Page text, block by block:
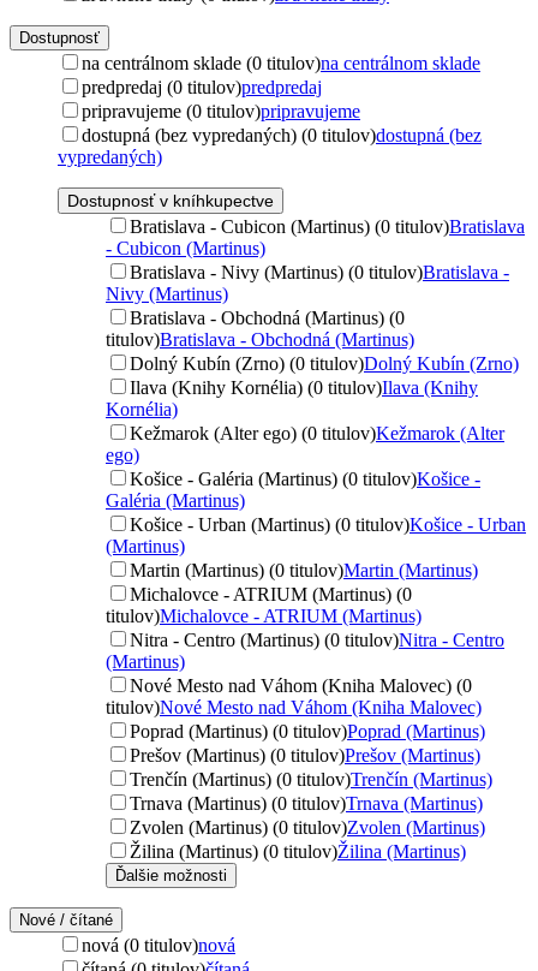
Dostupnosť
na centrálnom sklade (0 titulov)na centrálnom sklade
predpredaj (0 titulov)predpredaj
pripravujeme (0 titulov)pripravujeme
dostupná (bez vypredaných) (0 titulov)dostupná (bez
vypredaných)
Dostupnosť v kníhkupectve
Bratislava - Cubicon (Martinus) (0 titulov)Bratislava
- Cubicon (Martinus)
Bratislava - Nivy (Martinus) (0 titulov)Bratislava -
Nivy (Martinus)
Bratislava - Obchodná (Martinus) (0
titulov)Bratislava - Obchodná (Martinus)
Dolný Kubín (Zrno) (0 titulov)Dolný Kubín (Zrno)
Ilava (Knihy Kornélia) (0 titulov)Ilava (Knihy
Kornélia)
Kežmarok (Alter ego) (0 titulov)Kežmarok (Alter
ego)
Košice - Galéria (Martinus) (0 titulov)Košice -
Galéria (Martinus)
Košice - Urban (Martinus) (0 titulov)Košice - Urban
(Martinus)
Martin (Martinus) (0 titulov)Martin (Martinus)
Michalovce - ATRIUM (Martinus) (0
titulov)Michalovce - ATRIUM (Martinus)
Nitra - Centro (Martinus) (0 titulov)Nitra - Centro
(Martinus)
Nové Mesto nad Váhom (Kniha Malovec) (0
titulov)Nové Mesto nad Váhom (Kniha Malovec)
Poprad (Martinus) (0 titulov)Poprad (Martinus)
Prešov (Martinus) (0 titulov)Prešov (Martinus)
Trenčín (Martinus) (0 titulov)Trenčín (Martinus)
Trnava (Martinus) (0 titulov)Trnava (Martinus)
Zvolen (Martinus) (0 titulov)Zvolen (Martinus)
Žilina (Martinus) (0 titulov)Žilina (Martinus)
Ďalšie možnosti
Nové / čítané
nová (0 titulov)nová